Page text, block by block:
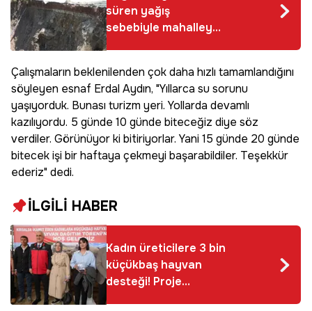
süren yağış
sebebiyle mahalleye
giden yollar çöktü
Çalışmaların beklenilenden çok daha hızlı tamamlandığını
söyleyen esnaf Erdal Aydın, "Yıllarca su sorunu
yaşıyorduk. Bunası turizm yeri. Yollarda devamlı
kazılıyordu. 5 günde 10 günde biteceğiz diye söz
verdiler. Görünüyor ki bitiriyorlar. Yani 15 günde 20 günde
bitecek işi bir haftaya çekmeyi başarabildiler. Teşekkür
ederiz" dedi.
İLGİLİ HABER
Kadın üreticilere 3 bin
küçükbaş hayvan
desteği! Proje
kapsamında